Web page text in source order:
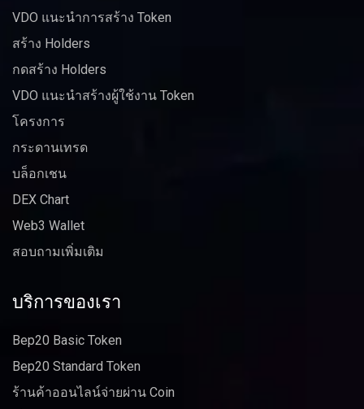
VDO แนะนำการสร้าง Token
สร้าง Holders
กดสร้าง Holders
VDO แนะนำสร้างผู้ใช้งาน Token
โครงการ
กระดานเทรด
บล็อกเชน
DEX Chart
Web3 Wallet
สอบถามเพิ่มเติม
บริการของเรา
Bep20 Basic Token
Bep20 Standard Token
ร้านค้าออนไลน์จ่ายผ่าน Coin